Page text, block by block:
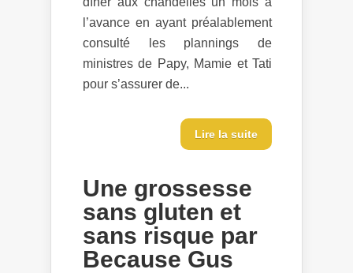
l’avance en ayant préalablement
consulté les plannings de
ministres de Papy, Mamie et Tati
pour s’assurer de...
Lire la suite
Une grossesse
sans gluten et
sans risque par
Because Gus